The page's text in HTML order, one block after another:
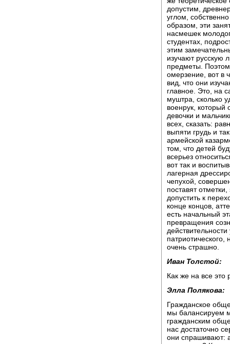
допустим,
углом,
образом, эти
насмешек
студентах,
этим
изучают русскую
предметы.
омерзение, вот в
вид, что они
главное. Это, на
муштра, сколько
военрук, который
девочки и
всех, сказать:
выпяти грудь и
армейской
том, что детей
всерьез
вот так и
лагерная
чепухой,
поставят отметки,
допустить к
конце концов,
есть начальный
превращения
патриотического,
очень страшно.
Иван Толстой:
Как же на все это
Элла Полякова:
Гражданское
мы балансируем
гражданским
нас достаточно
они спрашивают: